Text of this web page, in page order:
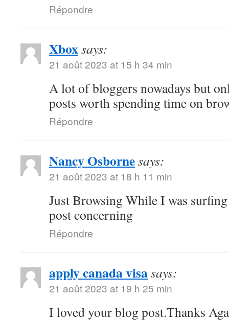
Répondre
Xboxsays:
21 août 2023 at 15 h 34 min
A lot of bloggers nowadays but
posts worth spending time on
Répondre
Nancy Osbornesays:
21 août 2023 at 18 h 11 min
Just Browsing While I was
post concerning
Répondre
apply canada visasays:
21 août 2023 at 19 h 25 min
I loved your blog post.Thanks